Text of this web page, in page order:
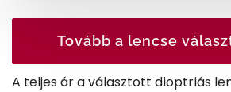
Tovább a lencse
A teljes ár a választott dioptriás